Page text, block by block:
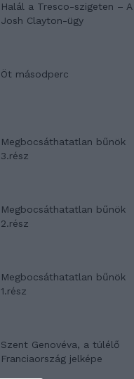
Halál a Tresco-szigeten – A
Josh Clayton-ügy
Öt másodperc
Megbocsáthatatlan bűnök
3.rész
Megbocsáthatatlan bűnök
2.rész
Megbocsáthatatlan bűnök
1.rész
Szent Genovéva, a túlélő
Franciaország jelképe